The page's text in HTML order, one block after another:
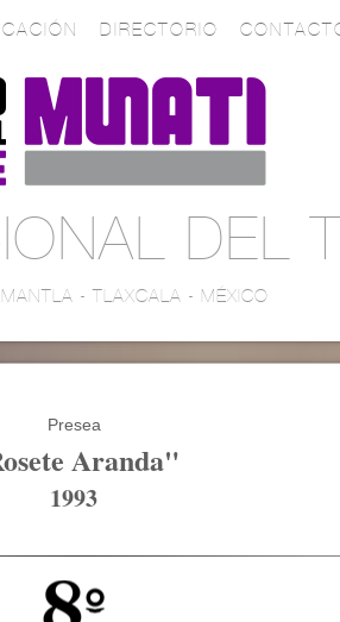
DIRECTORIO
DEL
- TLAXCALA - MÉXICO
Presea
Aranda"
1993